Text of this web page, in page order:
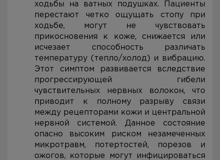
ходьбы на ватных подушках. Пациенты
перестают четко ощущать стопу при
ходьбе, могут не чувствовать
прикосновения к коже, снижается или
исчезает способность различать
температуру (тепло/холод) и вибрацию.
Этот симптом развивается вследствие
прогрессирующей гибели
чувствительных нервных волокон, что
приводит к полному разрыву связи
между рецепторами кожи и центральной
нервной системой. Данное состояние
опасно высоким риском незамеченных
микротравм, потертостей, порезов и
ожогов, которые могут инфицироваться